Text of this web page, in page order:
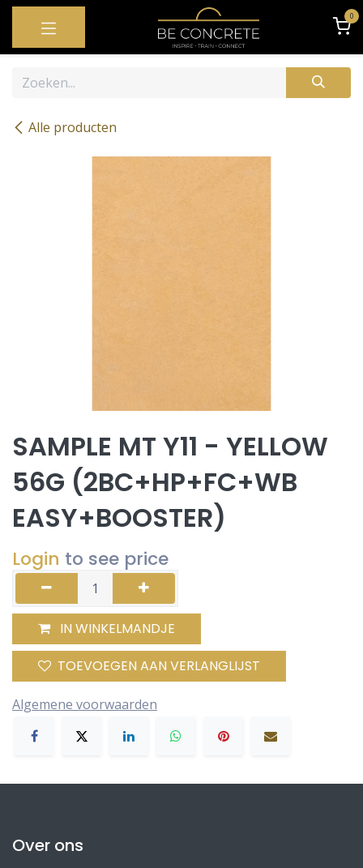
OVERSLAAN NAAR INHOUD 0
Alle producten
SAMPLE MT Y11 - YELLOW
56G (2BC+HP+FC+WB
EASY+BOOSTER)
Login to see price
IN WINKELMANDJE
TOEVOEGEN AAN VERLANGLIJST
Algemene voorwaarden
Over ons